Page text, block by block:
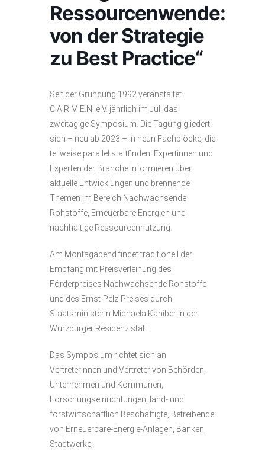
Ressourcenwende:
von der Strategie
zu Best Practice“
Seit der Gründung 1992 veranstaltet
C.A.R.M.E.N. e.V. jährlich im Juli das
zweitägige Symposium. Die Tagung gliedert
sich – neu ab 2023 – in neun Fachblöcke, die
teilweise parallel stattfinden. Expertinnen und
Experten der Branche informieren über
aktuelle Entwicklungen und brennende
Themen im Bereich Nachwachsende
Rohstoffe, Erneuerbare Energien und
nachhaltige Ressourcennutzung.
Am Montagabend findet traditionell der
Empfang mit Preisverleihung des
Förderpreises Nachwachsende Rohstoffe
und des Ernst-Pelz-Preises durch
Staatsministerin Michaela Kaniber in der
Würzburger Residenz statt.
Das Symposium richtet sich an
Vertreterinnen und Vertreter von Behörden,
Unternehmen und Kommunen,
Forschungseinrichtungen, land- und
forstwirtschaftlich Beschäftigte, Betreibende
von Erneuerbare-Energie-Anlagen, Banken,
Stadtwerke,